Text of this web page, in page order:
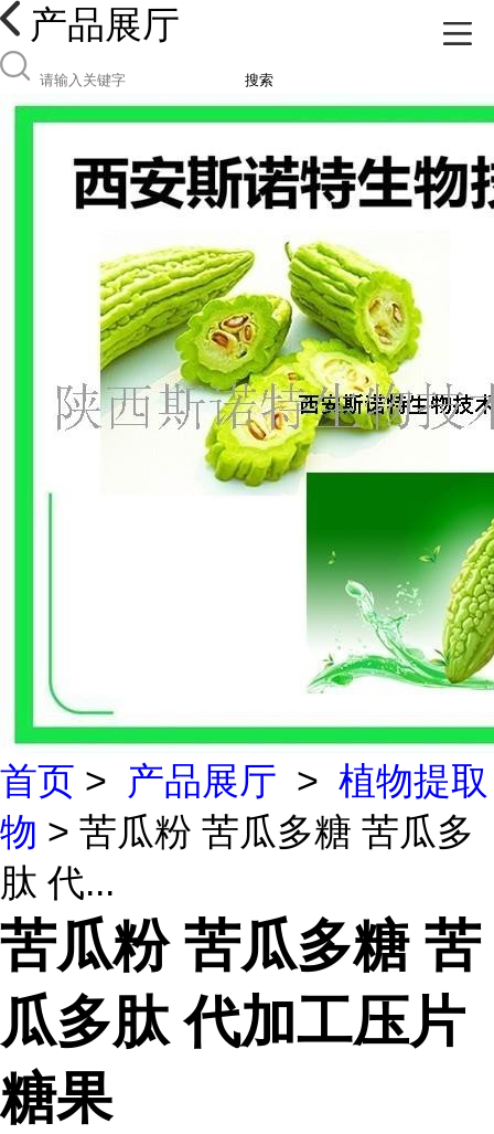
产品展厅
搜索
首页 > 产品展厅 > 植物提取
物 > 苦瓜粉 苦瓜多糖 苦瓜多
肽 代...
苦瓜粉 苦瓜多糖 苦
瓜多肽 代加工压片
糖果